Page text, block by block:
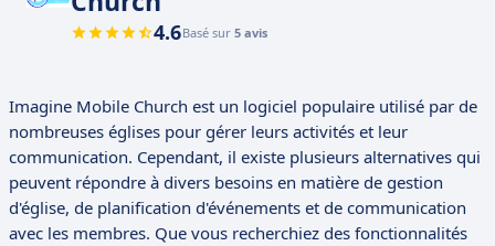
4.6Basé sur 5 avis
Imagine Mobile Church est un logiciel populaire utilisé par de
nombreuses églises pour gérer leurs activités et leur
communication. Cependant, il existe plusieurs alternatives qui
peuvent répondre à divers besoins en matière de gestion
d'église, de planification d'événements et de communication
avec les membres. Que vous recherchiez des fonctionnalités